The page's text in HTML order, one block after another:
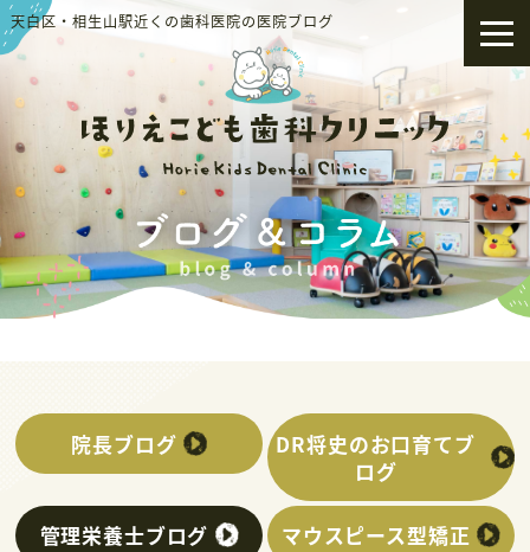
天白区・相生山駅近くの歯科医院の医院ブログ
院長ブログ
DR将史のお口育てブ
ログ
管理栄養士ブログ マウスピース型矯正